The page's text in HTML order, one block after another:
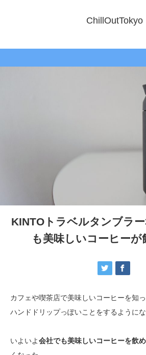
ChillOutTokyo
KINTOトラベルタンブラ
も美味しいコーヒーが
カフェや喫茶店で美味しいコーヒーを知
ハンドドリップっぽいことをするようにな
いよいよ会社でも美味しいコーヒーを飲